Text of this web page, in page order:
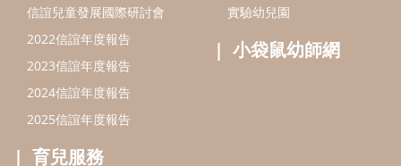
信誼兒童發展國際研討會
2022信誼年度報告
2023信誼年度報告
2024信誼年度報告
2025信誼年度報告
育兒服務
實驗幼兒園
小袋鼠幼師網